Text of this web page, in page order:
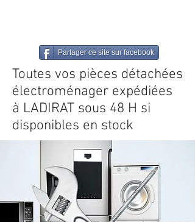
Partager ce site sur facebook
Toutes vos pièces détachées
électroménager expédiées
à LADIRAT sous 48 H si
disponibles en stock